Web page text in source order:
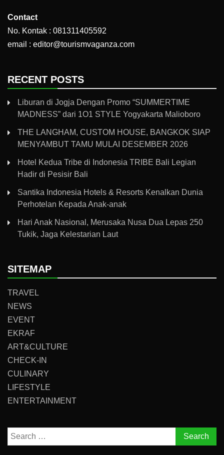
Contact
No. Kontak : 081311405592
email : editor@tourismvaganza.com
RECENT POSTS
Liburan di Jogja Dengan Promo “SUMMERTIME
MADNESS” dari 1O1 STYLE Yogyakarta Malioboro
THE LANGHAM, CUSTOM HOUSE, BANGKOK SIAP
MENYAMBUT TAMU MULAI DESEMBER 2026
Hotel Kedua Tribe di Indonesia TRIBE Bali Legian
Hadir di Pesisir Bali
Santika Indonesia Hotels & Resorts Kenalkan Dunia
Perhotelan Kepada Anak-anak
Hari Anak Nasional, Merusaka Nusa Dua Lepas 250
Tukik, Jaga Kelestarian Laut
SITEMAP
TRAVEL
NEWS
EVENT
EKRAF
ART&CULTURE
CHECK-IN
CULINARY
LIFESTYLE
ENTERTAINMENT
Search
for: